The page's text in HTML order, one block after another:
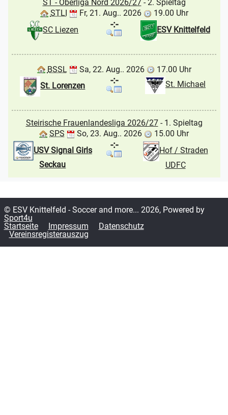
ST - Oberliga Nord 2026/27- 2. Spieltag
STLI
Fr, 21. Aug.. 2026
19.00 Uhr
SC Liezen
ESV Knittelfeld
-:-
BSSL Sa, 22. Aug.. 2026
17.00 Uhr
St. Lorenzen
St. Michael
-:-
Steirische Frauenlandesliga 2026/27- 1. Spieltag
SPS
So, 23. Aug.. 2026
15.00 Uhr
USV Signal Girls
Seckau
Hof / Straden
UDFC
-:-
© ESV Knittelfeld - Soccer and more... 2026, Powered by
Sport4u
Startseite
Impressum
Datenschutz
Vereinsregisterauszug